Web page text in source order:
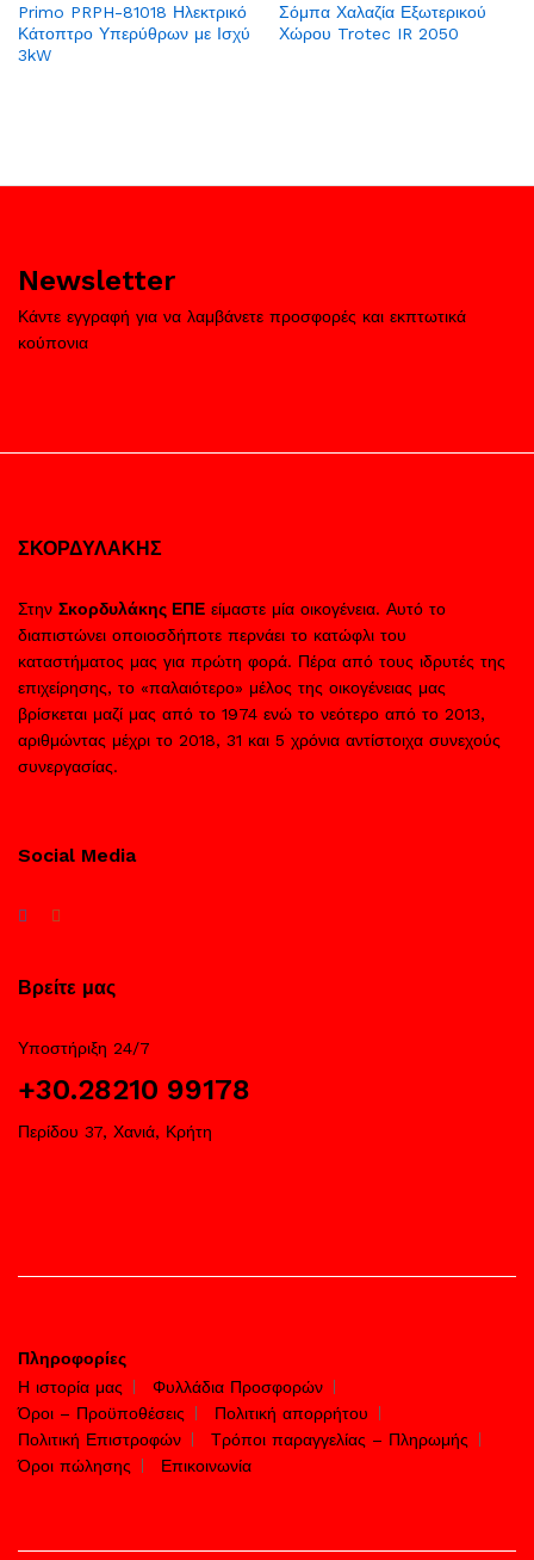
to
Wish
Primo PRPH-81018 Ηλεκτρικό
Κάτοπτρο Υπερύθρων με Ισχύ
3kW
to
Wish
Σόμπα Χαλαζία Εξωτερικού
Χώρου Trotec IR 2050
Newsletter
Κάντε εγγραφή για να λαμβάνετε προσφορές και εκπτωτικά
κούπονια
ΣΚΟΡΔΥΛΑΚΗΣ
Στην Σκορδυλάκης ΕΠΕ είμαστε μία οικογένεια. Αυτό το
διαπιστώνει οποιοσδήποτε περνάει το κατώφλι του
καταστήματος μας για πρώτη φορά. Πέρα από τους ιδρυτές της
επιχείρησης, το «παλαιότερο» μέλος της οικογένειας μας
βρίσκεται μαζί μας από το 1974 ενώ το νεότερο από το 2013,
αριθμώντας μέχρι το 2018, 31 και 5 χρόνια αντίστοιχα συνεχούς
συνεργασίας.
Social Media
Βρείτε μας
Υποστήριξη 24/7
+30.28210 99178
Περίδου 37, Χανιά, Κρήτη
Πληροφορίες
Η ιστορία μας
Φυλλάδια Προσφορών
Όροι – Προϋποθέσεις
Πολιτική απορρήτου
Πολιτική Επιστροφών
Τρόποι παραγγελίας – Πληρωμής
Όροι πώλησης
Επικοινωνία